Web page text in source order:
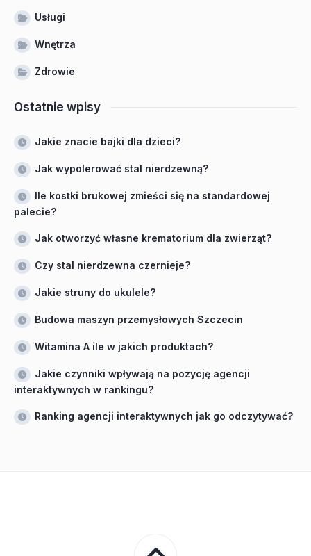
Usługi
Wnętrza
Zdrowie
Ostatnie wpisy
Jakie znacie bajki dla dzieci?
Jak wypolerować stal nierdzewną?
Ile kostki brukowej zmieści się na standardowej
palecie?
Jak otworzyć własne krematorium dla zwierząt?
Czy stal nierdzewna czernieje?
Jakie struny do ukulele?
Budowa maszyn przemysłowych Szczecin
Witamina A ile w jakich produktach?
Jakie czynniki wpływają na pozycję agencji
interaktywnych w rankingu?
Ranking agencji interaktywnych jak go odczytywać?